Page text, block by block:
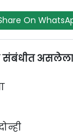
On
संबंधीत